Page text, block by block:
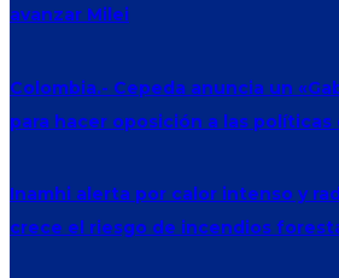
avanzar Milei
Colombia.- Cepeda anuncia un
para hacer oposición a las políticas
Inamhi alerta por calor intenso y
crece el riesgo de incendios